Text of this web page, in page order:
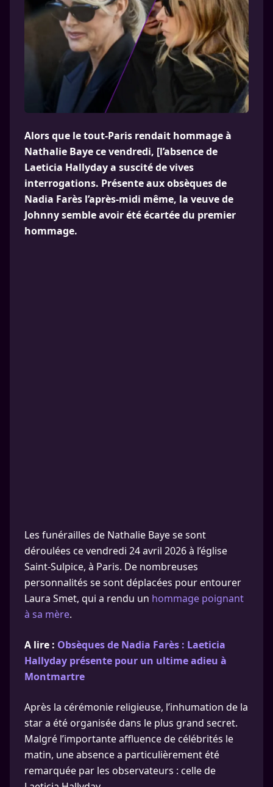
Alors que le tout-Paris rendait hommage à
Nathalie Baye ce vendredi, [l’absence de
Laeticia Hallyday a suscité de vives
interrogations. Présente aux obsèques de
Nadia Farès l’après-midi même, la veuve de
Johnny semble avoir été écartée du premier
hommage.
Les funérailles de Nathalie Baye se sont
déroulées ce vendredi 24 avril 2026 à l’église
Saint-Sulpice, à Paris. De nombreuses
personnalités se sont déplacées pour entourer
Laura Smet, qui a rendu un hommage poignant
à sa mère.
A lire : Obsèques de Nadia Farès : Laeticia
Hallyday présente pour un ultime adieu à
Montmartre
Après la cérémonie religieuse, l’inhumation de la
star a été organisée dans le plus grand secret.
Malgré l’importante affluence de célébrités le
matin, une absence a particulièrement été
remarquée par les observateurs : celle de